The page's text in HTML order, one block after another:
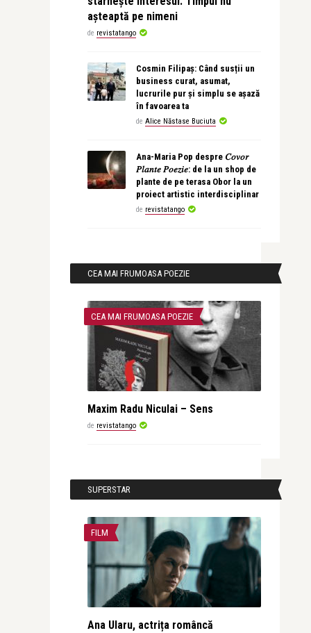
așteaptă pe nimeni
de revistatango
Cosmin Filipaș: Când susții un
business curat, asumat,
lucrurile pur și simplu se așază
în favoarea ta
de Alice Năstase Buciuta
Ana-Maria Pop despre 𝐶𝑜𝑣𝑜𝑟
𝑃𝑙𝑎𝑛𝑡𝑒 𝑃𝑜𝑒𝑧𝑖𝑒: de la un shop de
plante de pe terasa Obor la un
proiect artistic interdisciplinar
de revistatango
CEA MAI FRUMOASA POEZIE
CEA MAI FRUMOASA POEZIE
Maxim Radu Niculai – Sens
de revistatango
SUPERSTAR
FILM
Ana Ularu, actrița româncă